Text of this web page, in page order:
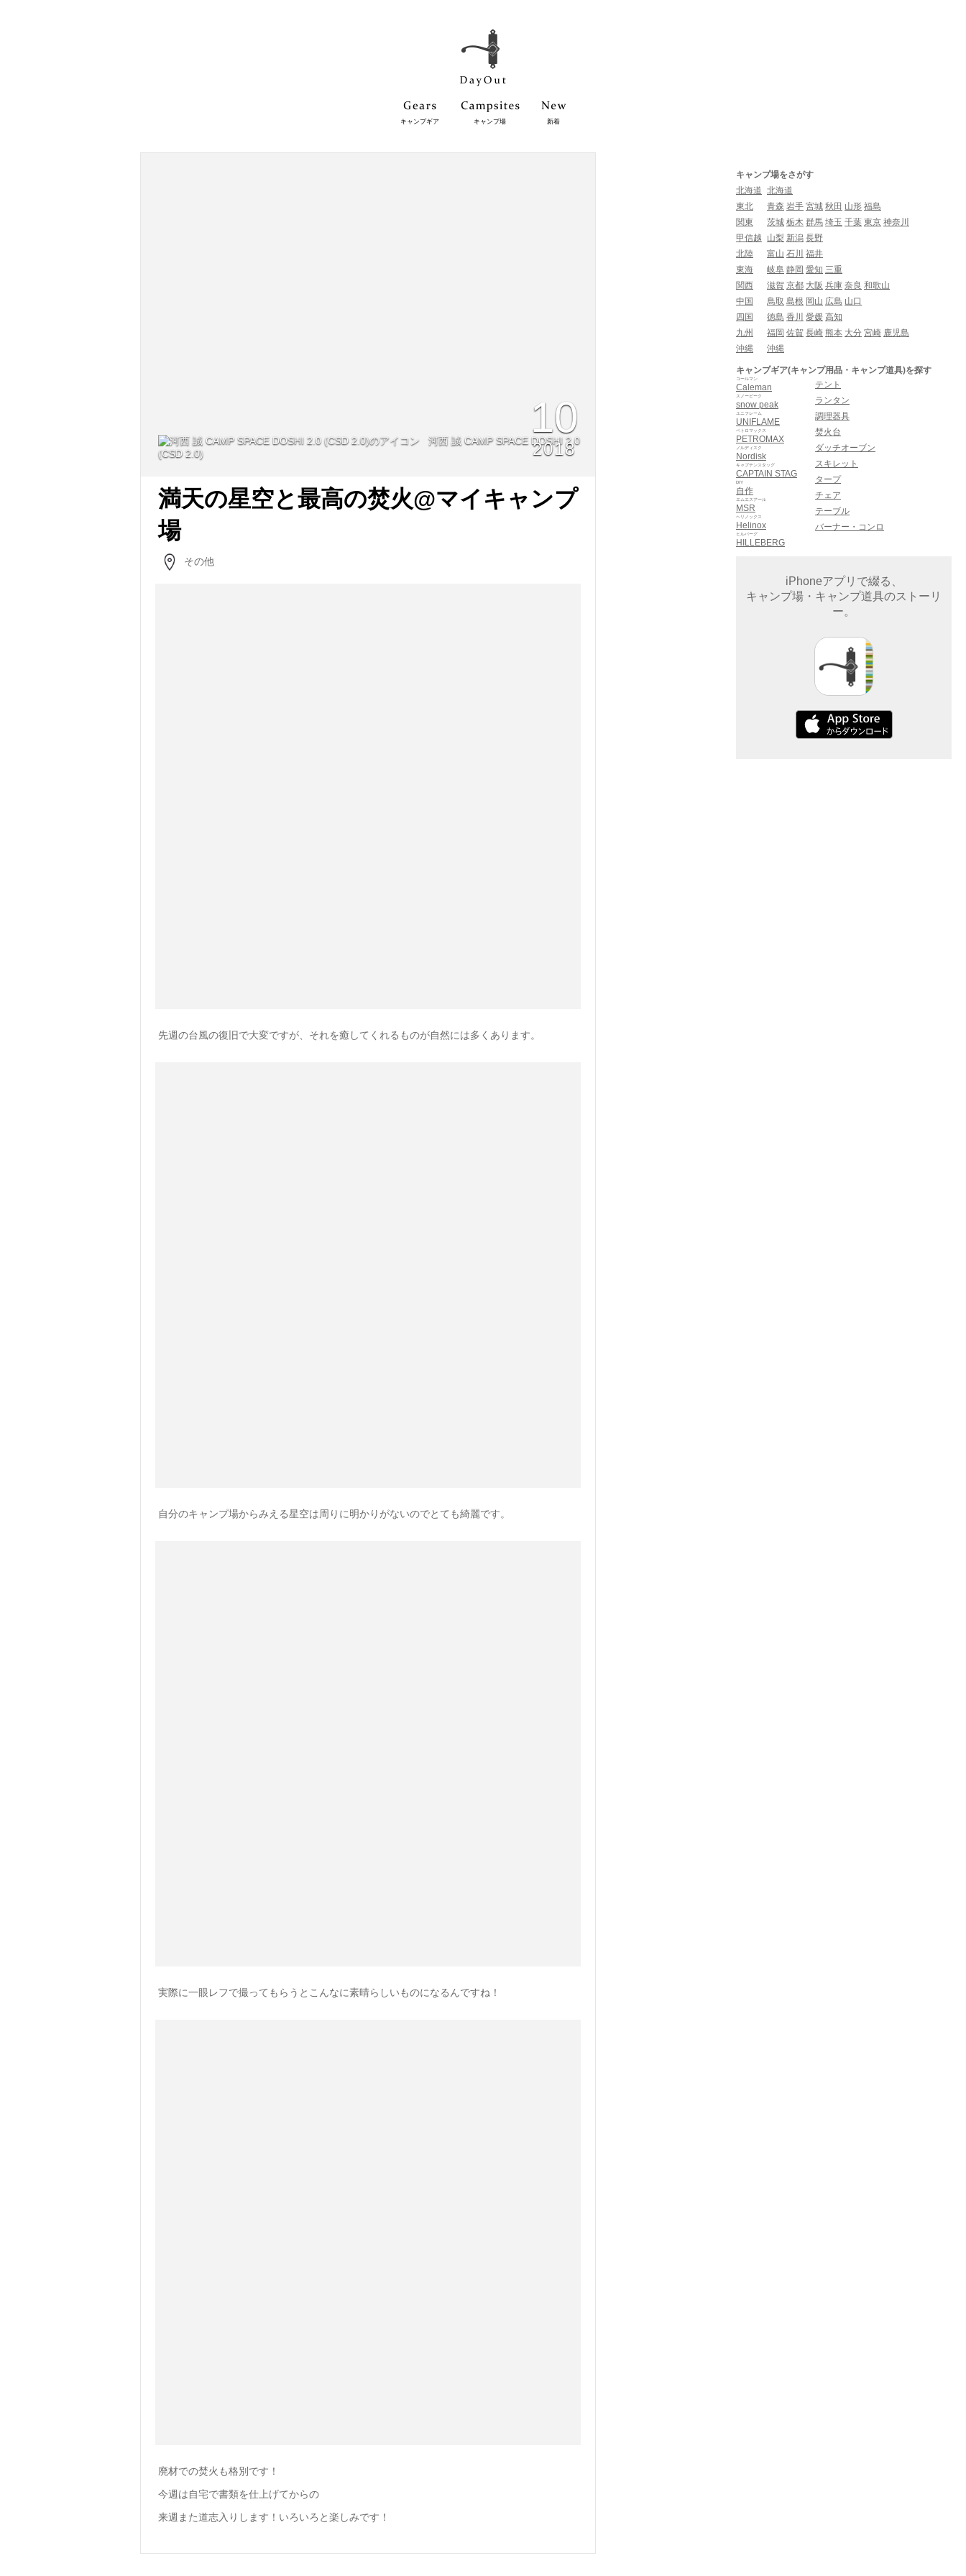
キャンプギア キャンプ場 新着
河西 誠 CAMP SPACE DOSHI 2.0
(CSD 2.0)
10
2018
満天の星空と最高の焚火@マイキャンプ
場
その他
先週の台風の復旧で大変ですが、それを癒してくれるものが自然には多くあります。
自分のキャンプ場からみえる星空は周りに明かりがないのでとても綺麗です。
実際に一眼レフで撮ってもらうとこんなに素晴らしいものになるんですね！
廃材での焚火も格別です！
今週は自宅で書類を仕上げてからの
来週また道志入りします！いろいろと楽しみです！
キャンプ場をさがす
北海道 北海道
東北
青森 岩手 宮城 秋田 山形 福島
関東
茨城 栃木 群馬 埼玉 千葉 東京 神奈川
甲信越
山梨 新潟 長野
北陸
富山 石川 福井
東海
岐阜 静岡 愛知 三重
関西
滋賀 京都 大阪 兵庫 奈良 和歌山
中国
鳥取 島根 岡山 広島 山口
四国
徳島 香川 愛媛 高知
九州
福岡 佐賀 長崎 熊本 大分 宮崎 鹿児島
沖縄
沖縄
キャンプギア(キャンプ用品・キャンプ道具)を探す
Caleman
コールマン
snow peak
スノーピーク
UNIFLAME
ユニフレーム
PETROMAX
ペトロマックス
Nordisk
ノルディスク
CAPTAIN STAG
キャプテンスタッグ
自作
DIY
MSR
エムエスアール
Helinox
ヘリノックス
HILLEBERG
ヒルバーグ
テント
ランタン
調理器具
焚火台
ダッチオーブン
スキレット
タープ
チェア
テーブル
バーナー・コンロ
iPhoneアプリで綴る、
キャンプ場・キャンプ道具のストーリ
ー。